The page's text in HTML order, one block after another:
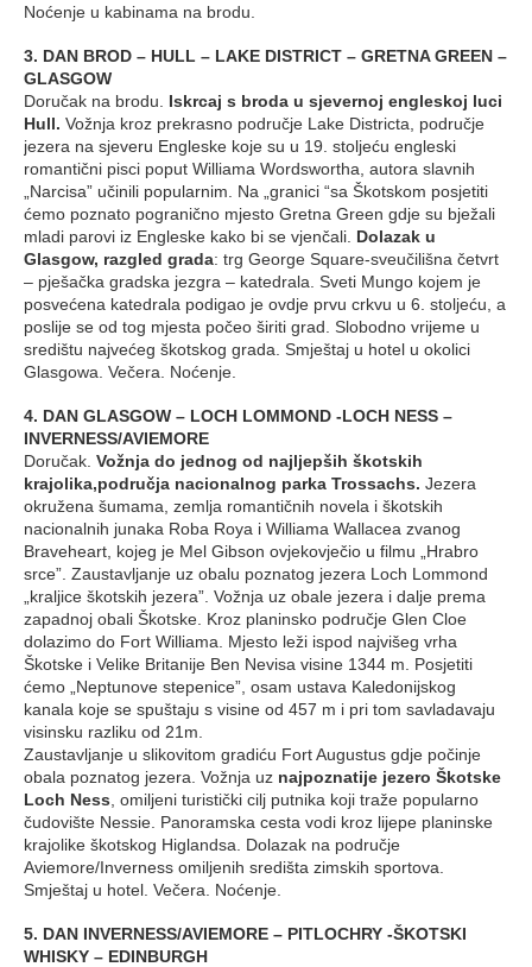
Noćenje u kabinama na brodu.
3. DAN BROD – HULL – LAKE DISTRICT – GRETNA GREEN –
GLASGOW
Doručak na brodu. Iskrcaj s broda u sjevernoj engleskoj luci
Hull. Vožnja kroz prekrasno područje Lake Districta, područje
jezera na sjeveru Engleske koje su u 19. stoljeću engleski
romantični pisci poput Williama Wordswortha, autora slavnih
„Narcisa” učinili popularnim. Na „granici “sa Škotskom posjetiti
ćemo poznato pogranično mjesto Gretna Green gdje su bježali
mladi parovi iz Engleske kako bi se vjenčali. Dolazak u
Glasgow, razgled grada: trg George Square-sveučilišna četvrt
– pješačka gradska jezgra – katedrala. Sveti Mungo kojem je
posvećena katedrala podigao je ovdje prvu crkvu u 6. stoljeću, a
poslije se od tog mjesta počeo širiti grad. Slobodno vrijeme u
središtu najvećeg škotskog grada. Smještaj u hotel u okolici
Glasgowa. Večera. Noćenje.
4. DAN GLASGOW – LOCH LOMMOND -LOCH NESS –
INVERNESS/AVIEMORE
Doručak. Vožnja do jednog od najljepših škotskih
krajolika,područja nacionalnog parka Trossachs. Jezera
okružena šumama, zemlja romantičnih novela i škotskih
nacionalnih junaka Roba Roya i Williama Wallacea zvanog
Braveheart, kojeg je Mel Gibson ovjekovječio u filmu „Hrabro
srce”. Zaustavljanje uz obalu poznatog jezera Loch Lommond
„kraljice škotskih jezera”. Vožnja uz obale jezera i dalje prema
zapadnoj obali Škotske. Kroz planinsko područje Glen Cloe
dolazimo do Fort Williama. Mjesto leži ispod najvišeg vrha
Škotske i Velike Britanije Ben Nevisa visine 1344 m. Posjetiti
ćemo „Neptunove stepenice”, osam ustava Kaledonijskog
kanala koje se spuštaju s visine od 457 m i pri tom savladavaju
visinsku razliku od 21m.
Zaustavljanje u slikovitom gradiću Fort Augustus gdje počinje
obala poznatog jezera. Vožnja uz najpoznatije jezero Škotske
Loch Ness , omiljeni turistički cilj putnika koji traže popularno
čudovište Nessie. Panoramska cesta vodi kroz lijepe planinske
krajolike škotskog Higlandsa. Dolazak na područje
Aviemore/Inverness omiljenih središta zimskih sportova.
Smještaj u hotel. Večera. Noćenje.
5. DAN INVERNESS/AVIEMORE – PITLOCHRY -ŠKOTSKI
WHISKY – EDINBURGH